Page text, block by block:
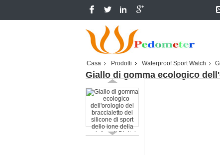
Casa Prodotti Waterproof Sport Watch
Giallo di gomma ecologico